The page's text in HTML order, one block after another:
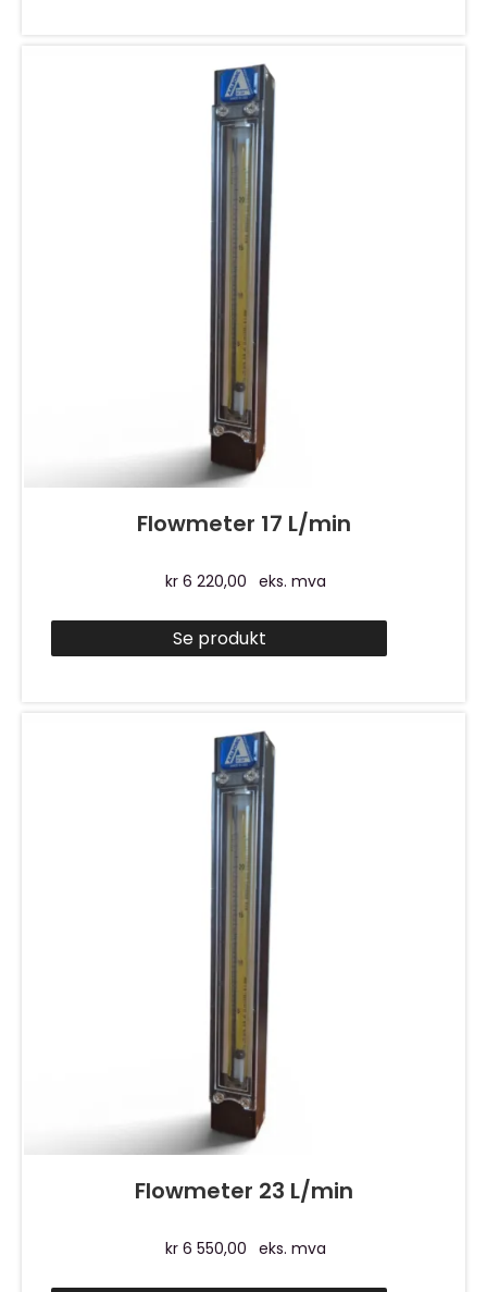
Flowmeter 17 L/min
kr 6 220,00 eks. mva
Se produkt
Flowmeter 23 L/min
kr 6 550,00 eks. mva